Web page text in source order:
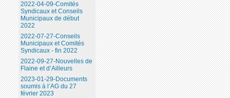
2022-04-09-Comités
Syndicaux et Conseils
Municipaux de début
2022
2022-07-27-Conseils
Municipaux et Comités
Syndicaux - fin 2022
2022-09-27-Nouvelles de
Flaine et d’Ailleurs
2023-01-29-Documents
soumis à l’AG du 27
février 2023